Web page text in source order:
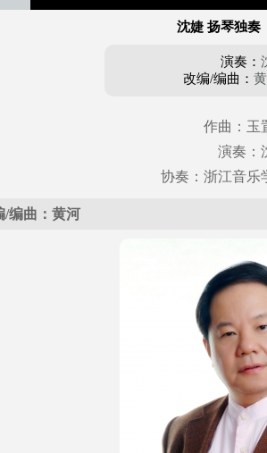
沈婕 扬琴独奏
演奏：
改编/编曲：
作曲：玉
演奏：
协奏：浙江音乐
/编曲：黄河